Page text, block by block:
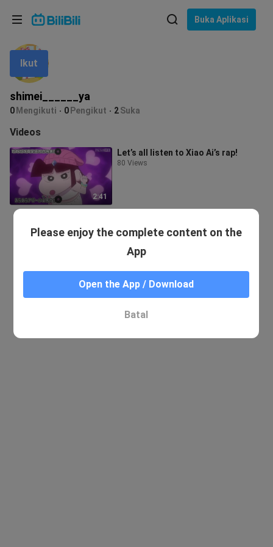
Buka Aplikasi
shimei______ya
0 Mengikuti 0 Pengikut 2Suka
Ikut
Videos
2:41
Let’s all listen to Xiao Ai’s rap!
80 Views
Bahasa: Bahasa Melayu
In
Pilih bahasa
English
ภาษาไทย
Tiếng Việt
Bahasa Melayu
Please enjoy the complete content on the
App
Open the App / Download
Batal